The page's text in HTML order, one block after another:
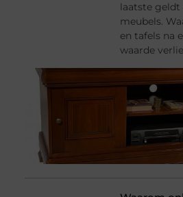
laatste
meubels.
en tafels na
waarde